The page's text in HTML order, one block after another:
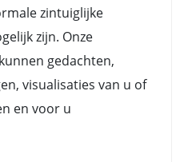
zintuiglijke
zijn. Onze
gedachten,
visualisaties van u of
en voor u